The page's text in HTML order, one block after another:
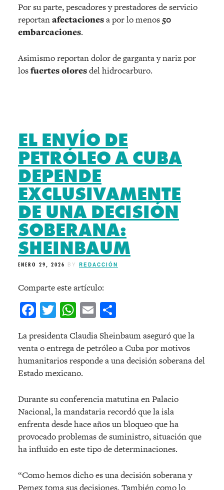
Por su parte, pescadores y prestadores de servicio
reportanafectacionesa por lo menos50
embarcaciones.
Asimismo reportan dolor de garganta y nariz por
losfuertes oloresdel hidrocarburo.
EL ENVÍO DE
PETRÓLEO A CUBA
DEPENDE
EXCLUSIVAMENTE
DE UNA DECISIÓN
SOBERANA:
SHEINBAUM
ENERO 29, 2026 BY REDACCIÓN
Comparte este artículo:
Facebook
Twitter
WhatsApp
Email
La presidenta Claudia Sheinbaum aseguró que la
venta o entrega de petróleo a Cuba por motivos
humanitarios responde a una decisión soberana del
Estado mexicano.
Durante su conferencia matutina en Palacio
Nacional, la mandataria recordó que la isla
enfrenta desde hace años un bloqueo que ha
provocado problemas de suministro, situación que
ha influido en este tipo de determinaciones.
“Como hemos dicho es una decisión soberana y